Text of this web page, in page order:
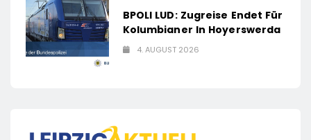
BPOLI LUD: Zugreise Endet Für
Kolumbianer In Hoyerswerda
4. AUGUST 2026